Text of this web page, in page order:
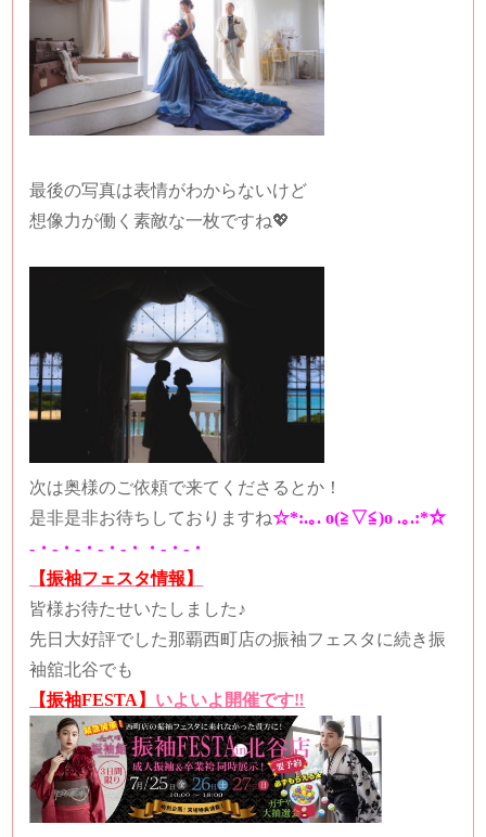
最後の写真は表情がわからないけど
想像力が働く素敵な一枚ですね💖
次は奥様のご依頼で来てくださるとか！
是非是非お待ちしておりますね☆*:.｡. o(≧▽≦)o .｡.:*☆
-・-・-・-・-・・-・-・
【振袖フェスタ情報】
皆様お待たせいたしました♪
先日大好評でした那覇西町店の振袖フェスタに続き振
袖舘北谷でも
【振袖FESTA】 いよいよ開催です‼️